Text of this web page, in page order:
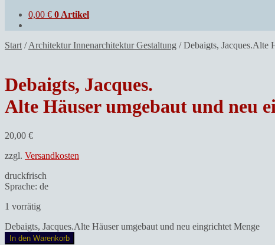
0,00 € 0 Artikel
Start /Architektur Innenarchitektur Gestaltung /Debaigts, Jacques.Alte
Debaigts, Jacques.
Alte Häuser umgebaut und neu
20,00 €
zzgl. Versandkosten
druckfrisch
Sprache: de
1 vorrätig
Debaigts, Jacques.Alte Häuser umgebaut und neu eingrichtet Menge
In den Warenkorb